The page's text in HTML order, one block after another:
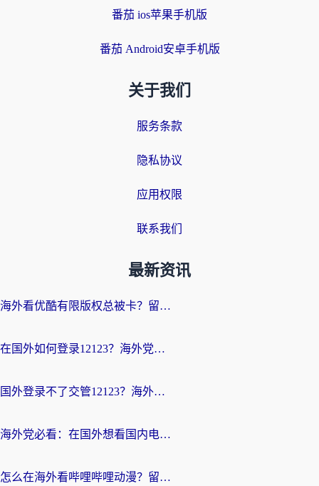
番茄 ios苹果手机版
番茄 Android安卓手机版
关于我们
服务条款
隐私协议
应用权限
联系我们
最新资讯
海外看优酷有限版权总被卡？留学生亲测有效的回国加速器选择指南
在国外如何登录12123？海外党必备的回国加速实用指南
国外登录不了交管12123？海外华人亲测有效的回国加速器选择指南
海外党必看：在国外想看国内电视剧用什么软件？3步解决地域限制
怎么在海外看哔哩哔哩动漫？留学生亲测有效的回国加速方案